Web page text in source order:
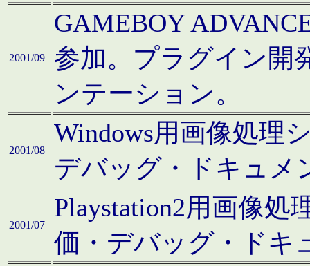
2001/09
GAMEBOY
参加。プラグイン開
ンテーション。
2001/08
Windows用画像処理
デバッグ・ドキュメ
2001/07
Playstation2用画像
価・デバッグ・ドキ